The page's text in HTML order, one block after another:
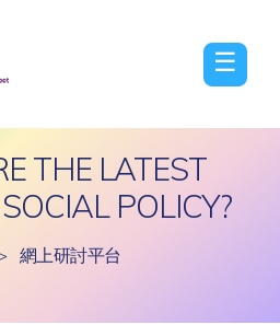
☰
THE LATEST
POLICY?
網上研討平台